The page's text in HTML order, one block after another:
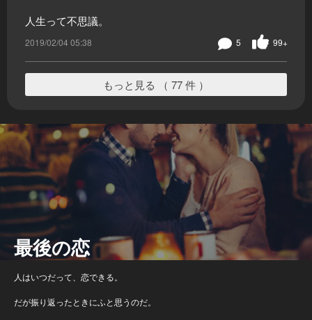
人生って不思議。
2019/02/04 05:38 99+
5
もっと見る （ 77 件 ）
最後の恋
人はいつだって、恋できる。
だが振り返ったときにふと思うのだ。